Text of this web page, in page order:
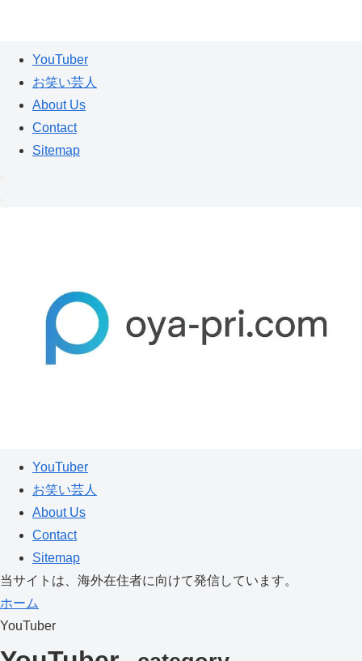
YouTuber
お笑い芸人
About Us
Contact
Sitemap
YouTuber
お笑い芸人
About Us
Contact
Sitemap
当サイトは、海外在住者に向けて発信しています。
ホーム
YouTuber